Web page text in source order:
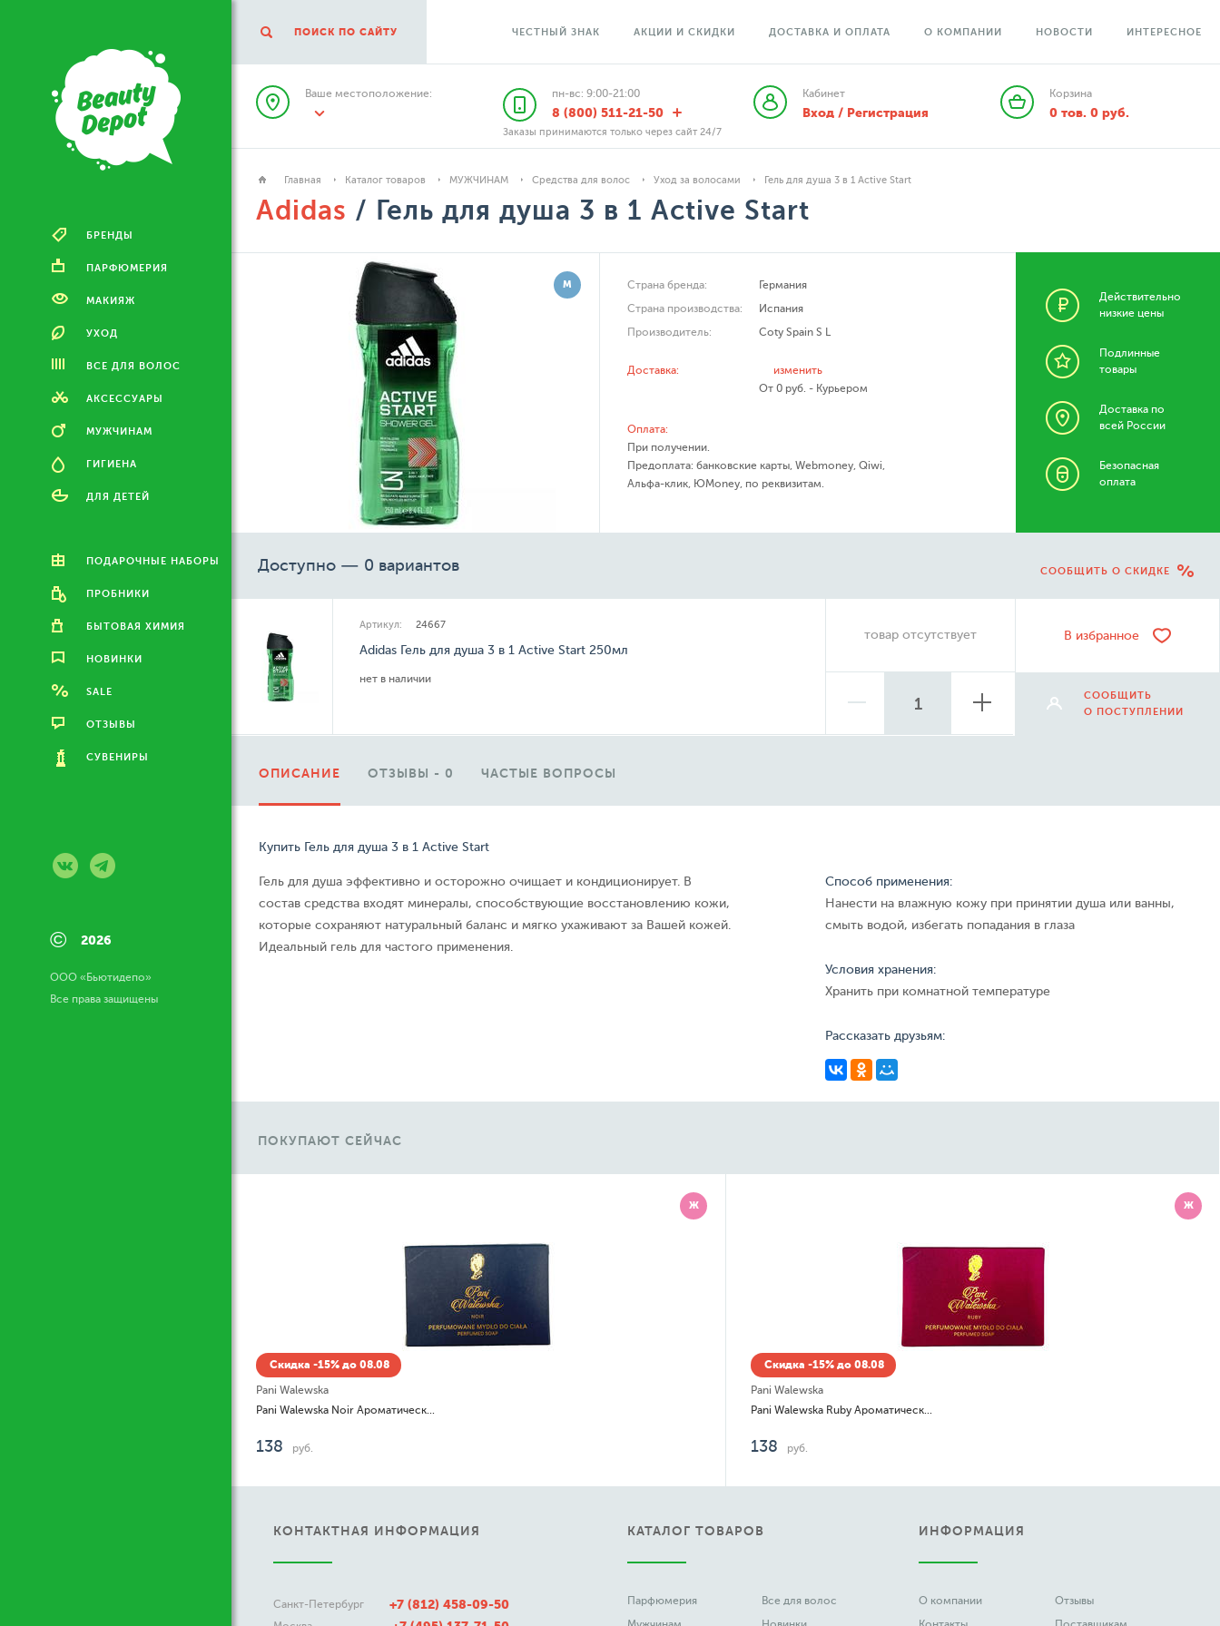
БРЕНДЫ
ПАРФЮМЕРИЯ
МАКИЯЖ
УХОД
ВСЕ ДЛЯ ВОЛОС
АКСЕССУАРЫ
МУЖЧИНАМ
ГИГИЕНА
ДЛЯ ДЕТЕЙ
ПОДАРОЧНЫЕ НАБОРЫ
ПРОБНИКИ
БЫТОВАЯ ХИМИЯ
НОВИНКИ
SALE
ОТЗЫВЫ
СУВЕНИРЫ
© 2026
ООО «Бьютидепо»
Все права защищены
ПОИСК ПО САЙТУ ЧЕСТНЫЙ ЗНАК АКЦИИ И СКИДКИ ДОСТАВКА И ОПЛАТА О КОМПАНИИ НОВОСТИ ИНТЕРЕСНОЕ
Ваше местоположение: пн-вс: 9:00-21:00
8 (800) 511-21-50
Заказы принимаются только через сайт 24/7
Кабинет
Вход / Регистрация
Корзина
0 тов. 0руб.
Главная Каталог товаров МУЖЧИНАМ Средства для волос Уход за волосами Гель для душа 3 в 1 Active Start
Adidas / Гель для душа 3 в 1 Active Start
М Страна бренда:
Германия
Страна производства:
Испания
Производитель:
Coty Spain S L
Доставка:
изменить
От 0 руб. - Курьером
Оплата:
При получении.
Предоплата: банковские карты, Webmoney, Qiwi,
Альфа-клик, ЮMoney, по реквизитам.
Действительно
низкие цены
Подлинные
товары
Доставка по
всей России
Безопасная
оплата
Доступно — 0 вариантов СООБЩИТЬ О СКИДКЕ
Артикул: 24667
Adidas Гель для душа 3 в 1 Active Start 250мл
нет в наличии
товар отсутствует В избранное
СООБЩИТЬ
О ПОСТУПЛЕНИИ
ОПИСАНИЕ ОТЗЫВЫ - 0 ЧАСТЫЕ ВОПРОСЫ
Купить Гель для душа 3 в 1 Active Start
Гель для душа эффективно и осторожно очищает и кондиционирует. В
состав средства входят минералы, способствующие восстановлению кожи,
которые сохраняют натуральный баланс и мягко ухаживают за Вашей кожей.
Идеальный гель для частого применения.
Способ применения:
Нанести на влажную кожу при принятии душа или ванны,
смыть водой, избегать попадания в глаза
Условия хранения:
Хранить при комнатной температуре
Рассказать друзьям:
ПОКУПАЮТ СЕЙЧАС
Ж
Скидка -15% до 08.08
Pani Walewska
Pani Walewska Noir Ароматическое мыло
138 руб.
Ж
Скидка -15% до 08.08
Pani Walewska
Pani Walewska Ruby Ароматическое мыло
138 руб.
КОНТАКТНАЯ ИНФОРМАЦИЯ
Санкт-Петербург +7 (812) 458-09-50
КАТАЛОГ ТОВАРОВ
Парфюмерия
Все для волос
ИНФОРМАЦИЯ
О компании
Отзывы